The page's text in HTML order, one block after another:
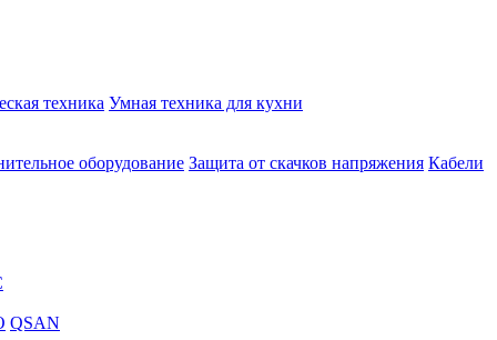
техника Умная техника для кухни
оборудование Защита от скачков напряжения Кабели
QSAN